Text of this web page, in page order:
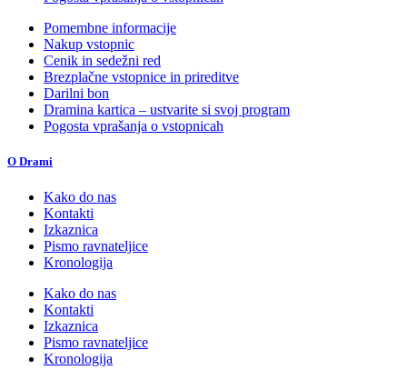
Pomembne informacije
Nakup vstopnic
Cenik in sedežni red
Brezplačne vstopnice in prireditve
Darilni bon
Dramina kartica – ustvarite si svoj program
Pogosta vprašanja o vstopnicah
O Drami
Kako do nas
Kontakti
Izkaznica
Pismo ravnateljice
Kronologija
Kako do nas
Kontakti
Izkaznica
Pismo ravnateljice
Kronologija